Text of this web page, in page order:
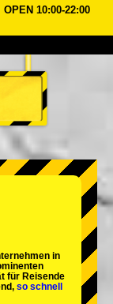
OPEN 10:00-22:00
Preise
Akihabara#1
Bucht
Osaka
in
für Reisende
so schnell